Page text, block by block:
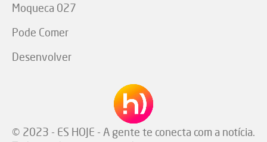
Moqueca 027
Pode Comer
Desenvolver
© 2023 - ES HOJE - A gente te conecta com a notícia.